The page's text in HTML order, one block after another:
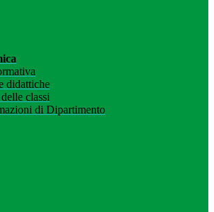
didattiche
classi
di Dipartimento